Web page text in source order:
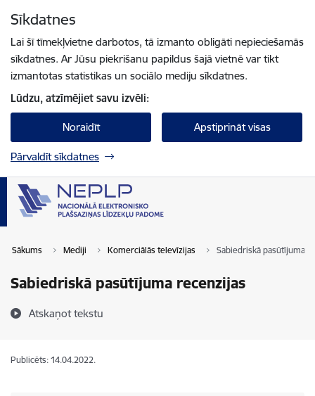
Sīkdatnes
Lai šī tīmekļvietne darbotos, tā izmanto obligāti nepieciešamās
sīkdatnes. Ar Jūsu piekrišanu papildus šajā vietnē var tikt
izmantotas statistikas un sociālo mediju sīkdatnes.
Lūdzu, atzīmējiet savu izvēli:
Noraidīt Apstiprināt visas
Pārvaldīt sīkdatnes
Sākums Mediji Komerciālās televīzijas Sabiedriskā pasūtījuma
Sabiedriskā pasūtījuma recenzijas
Atskaņot tekstu
Publicēts: 14.04.2022.